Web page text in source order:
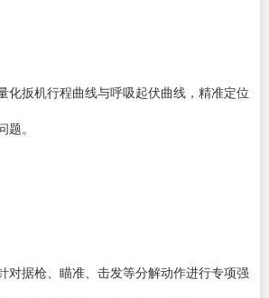
化扳机行程曲线与呼吸起伏曲线，精准定位
。
对据枪、瞄准、击发等分解动作进行专项强